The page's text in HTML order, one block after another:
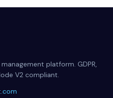
platform. GDPR,
V2 compliant.